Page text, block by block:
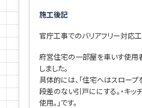
施工後記
官庁工事でのバリアフリー対応工
府営住宅の一部屋を車いす使用
しました。
具体的には、「住宅へはスロープ
段差のない引戸ににする。・キッ
使用。」です。